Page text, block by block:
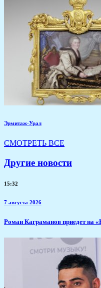
Эрмитаж-Урал
СМОТРЕТЬ ВСЕ
Другие новости
15:32
7 августа 2026
​Роман Каграманов приедет на